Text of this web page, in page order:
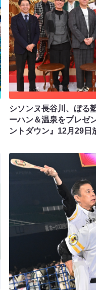
シソンヌ長谷川、ぼる
ーハン＆温泉をプレゼ
ントダウン』12月29日